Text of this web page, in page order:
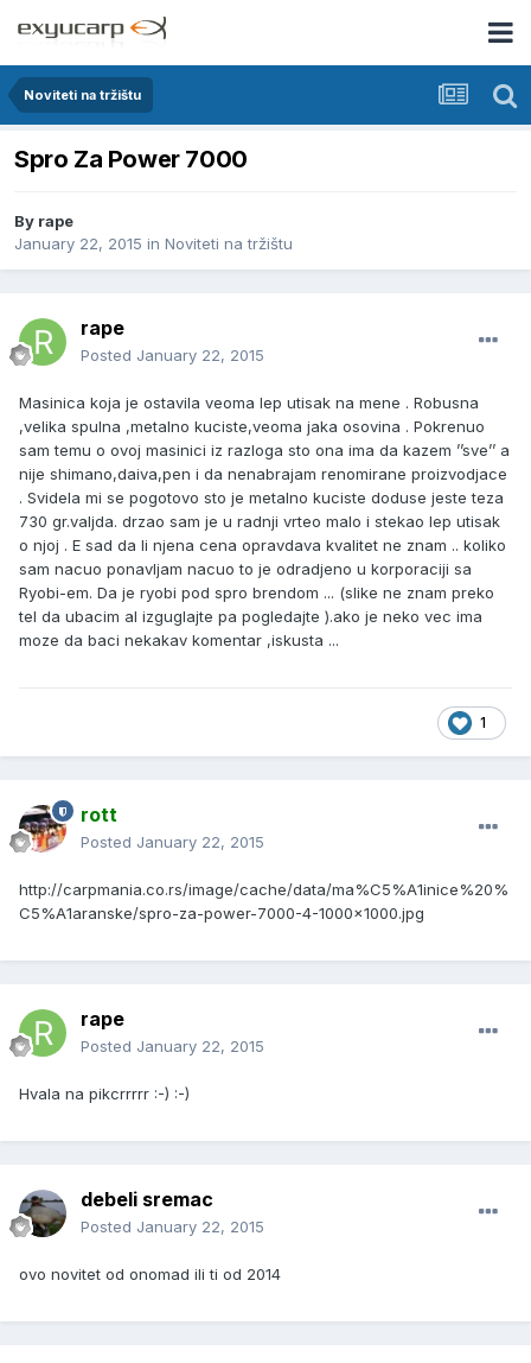
Noviteti na tržištu
Spro Za Power 7000
By rape
January 22, 2015 in Noviteti na tržištu
rape
Posted January 22, 2015
Masinica koja je ostavila veoma lep utisak na mene . Robusna
,velika spulna ,metalno kuciste,veoma jaka osovina . Pokrenuo
sam temu o ovoj masinici iz razloga sto ona ima da kazem ’’sve’’ a
nije shimano,daiva,pen i da nenabrajam renomirane proizvodjace
. Svidela mi se pogotovo sto je metalno kuciste doduse jeste teza
730 gr.valjda. drzao sam je u radnji vrteo malo i stekao lep utisak
o njoj . E sad da li njena cena opravdava kvalitet ne znam .. koliko
sam nacuo ponavljam nacuo to je odradjeno u korporaciji sa
Ryobi-em. Da je ryobi pod spro brendom ... (slike ne znam preko
tel da ubacim al izguglajte pa pogledajte ).ako je neko vec ima
moze da baci nekakav komentar ,iskusta ...
1
rott
Posted January 22, 2015
http://carpmania.co.rs/image/cache/data/ma%C5%A1inice%20%
C5%A1aranske/spro-za-power-7000-4-1000x1000.jpg
rape
Posted January 22, 2015
Hvala na pikcrrrrr :-) :-)
debeli sremac
Posted January 22, 2015
ovo novitet od onomad ili ti od 2014